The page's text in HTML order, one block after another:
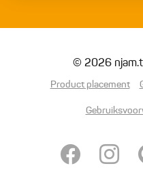
© 2026
Product placement